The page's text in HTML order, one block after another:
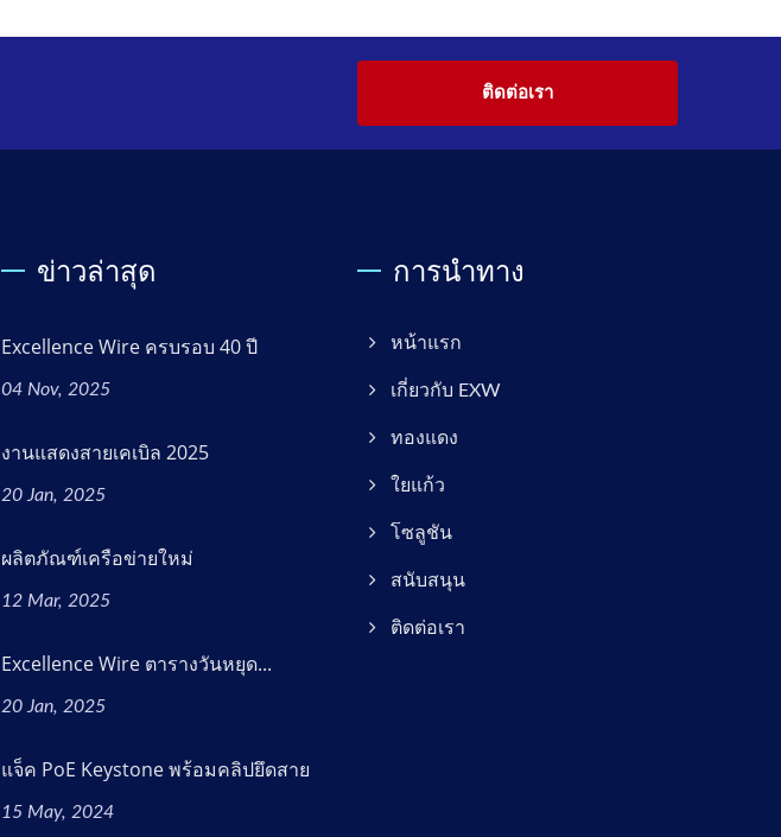
ติดต่อเรา
ข่าวล่าสุด
Excellence Wire ครบรอบ 40 ปี
04 Nov, 2025
งานแสดงสายเคเบิล 2025
20 Jan, 2025
ผลิตภัณฑ์เครือข่ายใหม่
12 Mar, 2025
Excellence Wire ตารางวันหยุด...
20 Jan, 2025
แจ็ค PoE Keystone พร้อมคลิปยึดสาย
15 May, 2024
การนำทาง
หน้าแรก
เกี่ยวกับ EXW
ทองแดง
ใยแก้ว
โซลูชัน
สนับสนุน
ติดต่อเรา